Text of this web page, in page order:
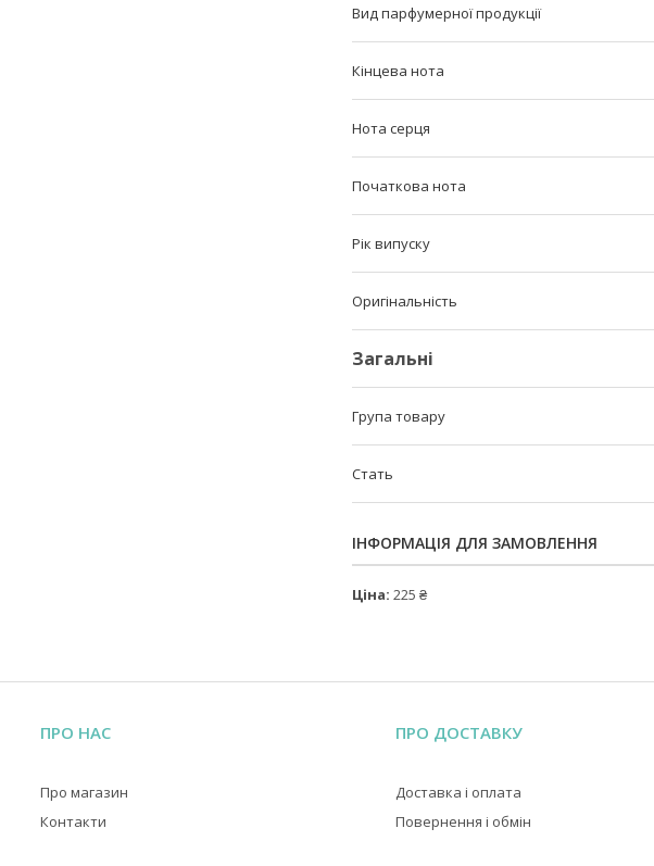
Вид парфумерної продукції
Кінцева нота
Нота серця
Початкова нота
Рік випуску
Оригінальність
Загальні
Група товару
Стать
ІНФОРМАЦІЯ ДЛЯ ЗАМОВЛЕННЯ
Ціна: 225 ₴
ПРО НАС
Про магазин
Контакти
ПРО ДОСТАВКУ
Доставка і оплата
Повернення і обмін